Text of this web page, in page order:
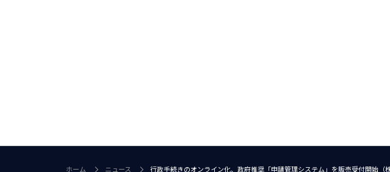
ホーム ニュース 行政手続きのオンライン化、政府推奨「申請管理システム」を販売受付開始（